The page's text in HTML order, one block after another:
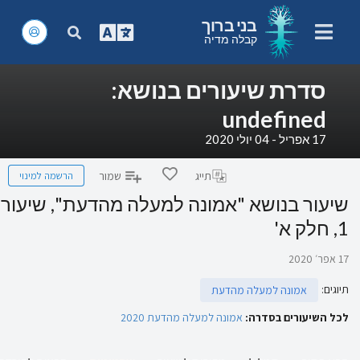
בני ברוך
קבלה מדיה
סדרת שיעורים בנושא:
undefined
17 אפריל - 04 יולי 2020
תייג שמור הרשמה למינוי
שיעור בנושא "אמונה למעלה מהדעת", שיעור
1, חלק א'
17 אפר׳ 2020
תיוגים:
אמונה למעלה מהדעת
לכל השיעורים בסדרה: אמונה למעלה מהדעת 2020